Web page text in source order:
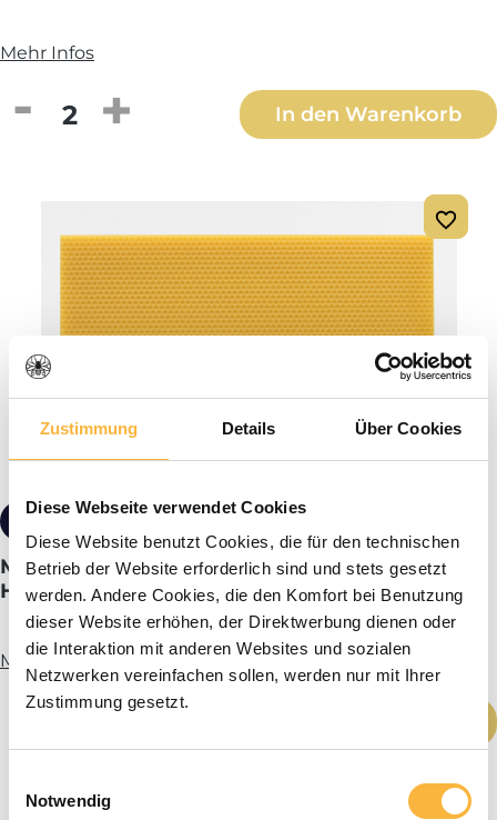
Zustimmung Details Über Cookies
Diese Webseite verwendet Cookies
Diese Website benutzt Cookies, die für den technischen
Betrieb der Website erforderlich sind und stets gesetzt
werden. Andere Cookies, die den Komfort bei Benutzung
dieser Website erhöhen, der Direktwerbung dienen oder
die Interaktion mit anderen Websites und sozialen
Netzwerken vereinfachen sollen, werden nur mit Ihrer
Zustimmung gesetzt.
Notwendig
Mehr Infos
Produkt Anzahl: Gib den gewünschten
In den Warenkorb
ab 23,90 €*
Mittelwände 420 x 117 mm Dadant US
Honigraum Neu
Mehr Infos
Produkt Anzahl: Gib den gewünschten